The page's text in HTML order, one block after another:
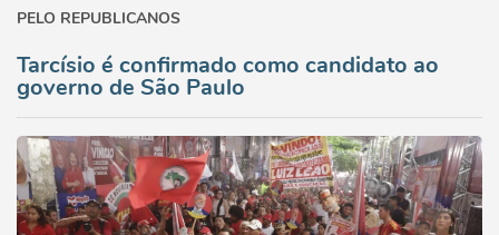
PELO REPUBLICANOS
Tarcísio é confirmado como candidato ao
governo de São Paulo